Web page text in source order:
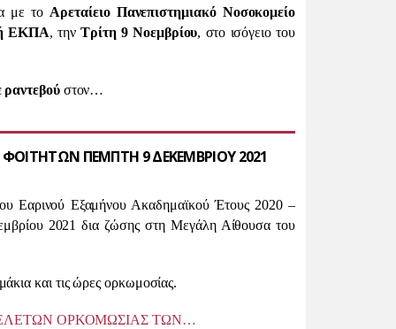
με το Αρεταίειο Πανεπιστημιακό Νοσοκομείο
ΕΚΠΑ, τηνΤρίτη 9 Νοεμβρίου, στο ισόγειο του
ραντεβούστον…
ΠΕΜΠΤΗ 9 ΔΕΚΕΜΒΡΙΟΥ 2021
Εαρινού Εξαμήνου Ακαδημαϊκού Έτους 2020 –
2021 δια ζώσης στη Μεγάλη Αίθουσα του
και τις ώρες ορκωμοσίας.
ΟΡΚΟΜΩΣΙΑΣ ΤΩΝ…